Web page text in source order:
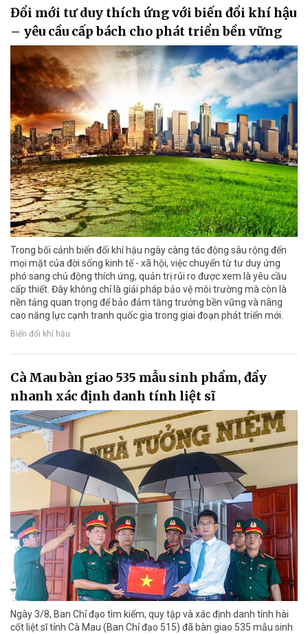
Đổi mới tư duy thích ứng với biến đổi khí hậu
– yêu cầu cấp bách cho phát triển bền vững
Trong bối cảnh biến đổi khí hậu ngày càng tác động sâu rộng đến
mọi mặt của đời sống kinh tế - xã hội, việc chuyển từ tư duy ứng
phó sang chủ động thích ứng, quản trị rủi ro được xem là yêu cầu
cấp thiết. Đây không chỉ là giải pháp bảo vệ môi trường mà còn là
nền tảng quan trọng để bảo đảm tăng trưởng bền vững và nâng
cao năng lực cạnh tranh quốc gia trong giai đoạn phát triển mới.
Biến đổi khí hậu
Cà Mau bàn giao 535 mẫu sinh phẩm, đẩy
nhanh xác định danh tính liệt sĩ
Ngày 3/8, Ban Chỉ đạo tìm kiếm, quy tập và xác định danh tính hài
cốt liệt sĩ tỉnh Cà Mau (Ban Chỉ đạo 515) đã bàn giao 535 mẫu sinh